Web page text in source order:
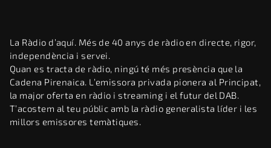
La Ràdio d’aquí. Més de 40 anys de ràdio en directe, rigor,
independència i servei.
Quan es tracta de ràdio, ningú té més presència que la
Cadena Pirenaica. L’emissora privada pionera al Principat,
la major oferta en ràdio i streaming i el futur del DAB.
T’acostem al teu públic amb la ràdio generalista líder i les
millors emissores temàtiques.